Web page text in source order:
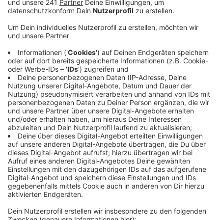
Bundesversammlung immer auch nochmal die
Landesparlamente gewählt.
Veröffentlicht: Donnerstag, 10.02.2022 08:35
Anzeige
In NRW sind das unter anderem Bernd Stelter, die
Bonner Oberbürgermeisterin Katja Dörner und die
Windecker Bürgermeisterin Alexandra Gauß. Gauß
sagte gegenüber RBRS, es sei eine Ehre, als
Bürgermeisterin einer kleinen Kommune nach Berlin
fahren zu dürfen, um das Verfassungsoberhaupt zu
wählen. Sie wurde von der grünen Landtagsfraktion
vorgeschlagen. Die Wahl findet am Sonntagmittag
statt, alles deutet daraufhin, dass Frank-Walter